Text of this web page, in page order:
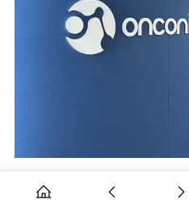
온코닉테라퓨틱스의 중국 파트